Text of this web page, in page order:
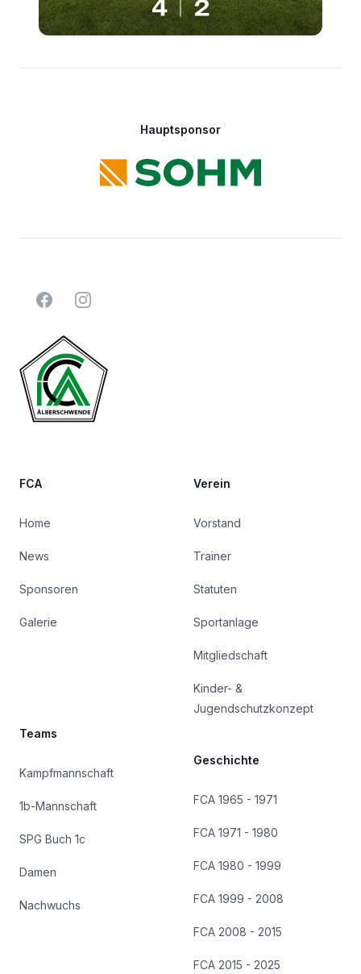
Hauptsponsor
FacebookInstagram
FCA
Home
News
Sponsoren
Galerie
Teams
Kampfmannschaft
1b-Mannschaft
SPG Buch 1c
Damen
Nachwuchs
Verein
Vorstand
Trainer
Statuten
Sportanlage
Mitgliedschaft
Kinder- &
Jugendschutzkonzept
Geschichte
FCA 1965 - 1971
FCA 1971 - 1980
FCA 1980 - 1999
FCA 1999 - 2008
FCA 2008 - 2015
FCA 2015 - 2025